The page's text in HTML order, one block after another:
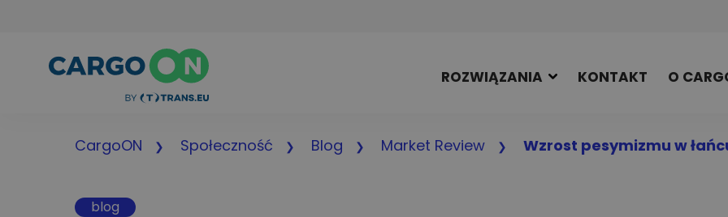
ROZWIĄZANIA KONTAKT O
CargoON Społeczność Blog Market Review Wzrost pesymizmu w
blog